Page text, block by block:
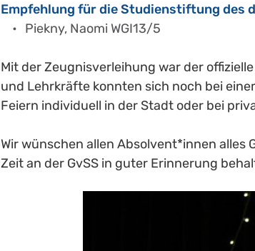
Empfehlung für die Studienstiftung des
Piekny, Naomi WGI13/5
Mit der Zeugnisverleihung war der
und Lehrkräfte konnten sich noch bei
Feiern individuell in der Stadt oder bei
Wir wünschen allen Absolvent*innen
Zeit an der GvSS in guter Erinnerung